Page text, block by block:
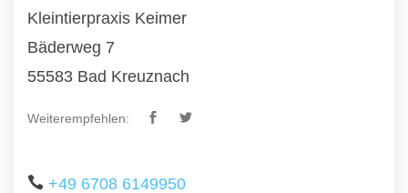
Kleintierpraxis Keimer
Bäderweg 7
55583 Bad Kreuznach
Weiterempfehlen:
+49 6708 6149950